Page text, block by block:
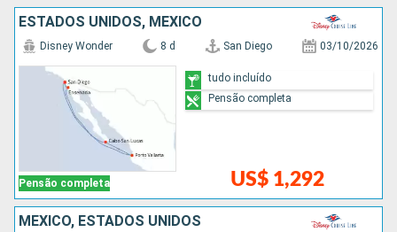
ESTADOS UNIDOS, MÉXICO
Pensão completa
Disney Wonder 8 d San Diego 03/10/2026
US$ 1,292
tudo incluído
Pensão completa
MÉXICO, ESTADOS UNIDOS